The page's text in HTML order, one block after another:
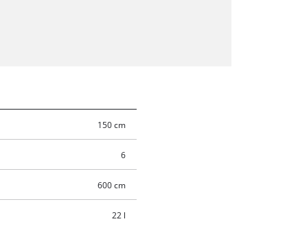
150 cm
6
600 cm
22 l